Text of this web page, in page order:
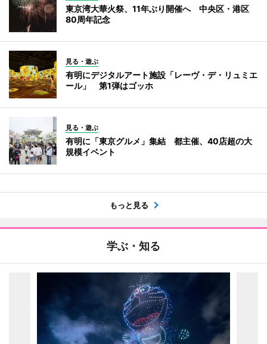
東京湾大華火祭、11年ぶり開催へ 中央区・港区
80周年記念
見る・遊ぶ
有明にデジタルアート施設「レーヴ・デ・リュミエ
ール」 第1弾はゴッホ
見る・遊ぶ
有明に「東京グルメ」集結 都主催、40店超の大
規模イベント
もっと見る
学ぶ・知る